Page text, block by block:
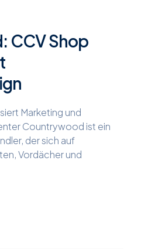
CCV Shop
Marketing und
Countrywood ist ein
der sich auf
Vordächer und